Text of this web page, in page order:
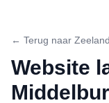
← Terug naar Zeeland
Website